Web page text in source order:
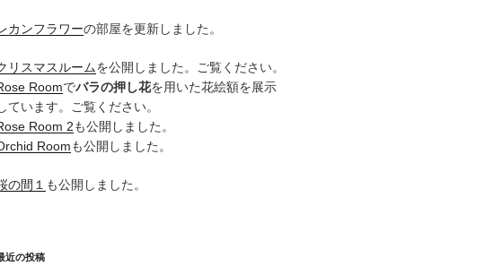
カンフラワーの部屋を更新しました。
リスマスルームを公開しました。ご覧ください。
Roomでバラの押し花を用いた花絵額を展示
ています。ご覧ください。
Room 2も公開しました。
Roomも公開しました。
の間１ も公開しました。
近の投稿